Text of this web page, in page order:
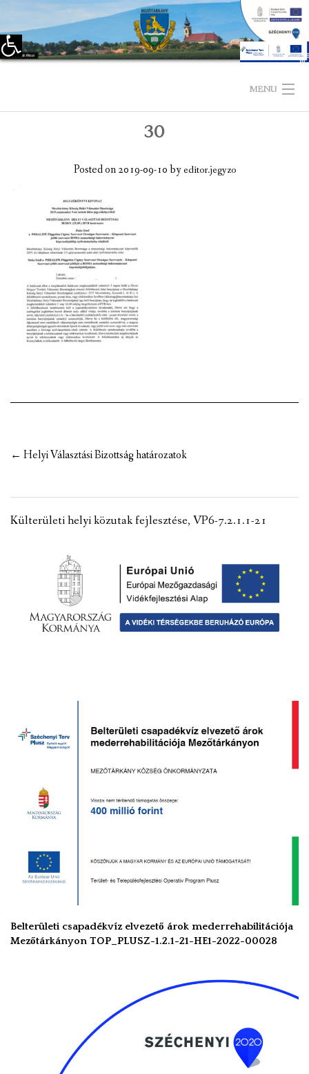
Eszköztár megnyitása
MENU
TELEPÜLÉSÜNKRŐL
LÁTNIVALÓK
KAPCSOLAT
ÖNKORMÁNYZAT
KÉPVISELŐ-TESTÜLET
VÁLASZTÁSI INFORMÁCIÓK
HIRDETMÉNYEK
30
Posted on2019-09-10byeditor.jegyzo
Post
← Helyi Választási Bizottság határozatok
Külterületi helyi közutak fejlesztése, VP6-7.2.1.1-21
Belterületi csapadékvíz elvezető árok mederrehabilitációja
Mezőtárkányon TOP_PLUSZ-1.2.1-21-HE1-2022-00028